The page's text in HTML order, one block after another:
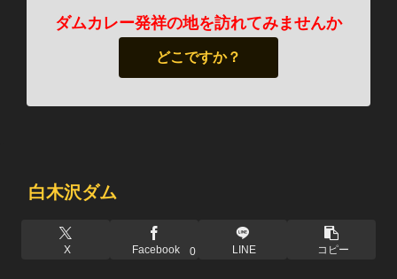
ダムカレー発祥の地を訪れてみませんか
どこですか？
白木沢ダム
X Facebook 0 LINE コピー